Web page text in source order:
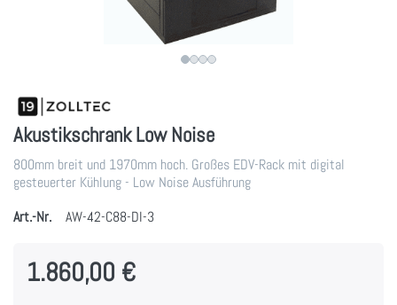
Akustikschrank Low Noise
800mm breit und 1970mm hoch. Großes EDV-Rack mit digital
gesteuerter Kühlung - Low Noise Ausführung
Art.-Nr.
AW-42-C88-DI-3
1.860,00 €